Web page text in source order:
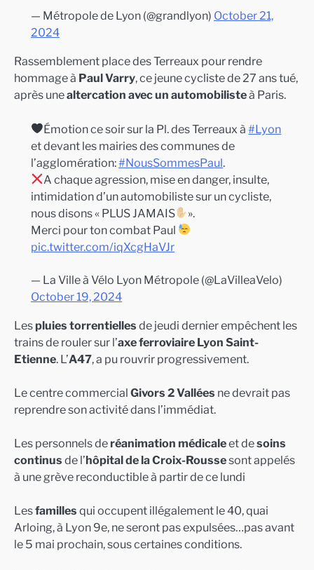
— Métropole de Lyon (@grandlyon) October 21,
2024
Rassemblement place des Terreaux pour rendre
hommage à Paul Varry, ce jeune cycliste de 27 ans tué,
après unealtercation avec un automobilisteà Paris.
Émotion ce soir sur la Pl. des Terreaux à#Lyon
et devant les mairies des communes de
l’agglomération:#NousSommesPaul.
A chaque agression, mise en danger, insulte,
intimidation d’un automobiliste sur un cycliste,
nous disons « PLUS JAMAIS
».
Merci pour ton combat Paul
pic.twitter.com/iqXcgHaVJr
— La Ville à Vélo Lyon Métropole (@LaVilleaVelo)
October 19, 2024
Les pluies torrentielles de jeudi dernier empêchent les
trains de rouler sur l’axe ferroviaire Lyon Saint-
Etienne. L’A47, a pu rouvrir progressivement.
Le centre commercial Givors 2 Vallées ne devrait pas
reprendre son activité dans l’immédiat.
Les personnels de réanimation médicaleet desoins
continus de l’hôpital de la Croix-Roussesont appelés
à une grève reconductible à partir de ce lundi
Lesfamilles qui occupent illégalement le 40, quai
Arloing, à Lyon 9e, ne seront pas expulsées…pas avant
le 5 mai prochain, sous certaines conditions.